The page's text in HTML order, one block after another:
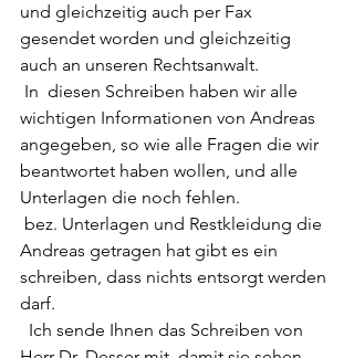
und gleichzeitig auch per Fax
gesendet worden und gleichzeitig
auch an unseren Rechtsanwalt.
wichtigen Informationen von Andreas
angegeben, so wie alle Fragen die wir
beantwortet haben wollen, und alle
Unterlagen die noch fehlen.
Andreas getragen hat gibt es ein
schreiben, dass nichts entsorgt werden
darf.